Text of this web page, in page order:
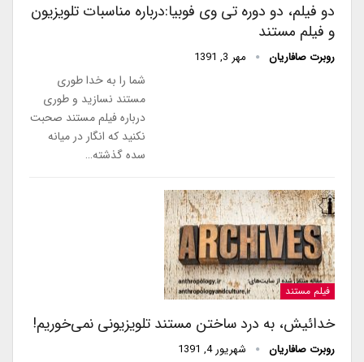
دو فیلم، دو دوره تی وی فوبیا:درباره مناسبات تلویزیون
و فیلم مستند
روبرت صافاریان مهر 3, 1391
شما را به خدا طوری
مستند نسازید و طوری
درباره فیلم مستند صحبت
نکنید که انگار در میانه
سده گذشته…
فیلم مستند
خدائیش، به درد ساختن مستند تلویزیونی نمی‌خوریم!
روبرت صافاریان شهریور 4, 1391